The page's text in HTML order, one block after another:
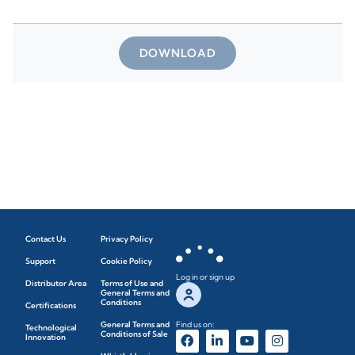
DOWNLOAD
Contact Us
Support
Distributor Area
Certifications
Technological
Innovation
Privacy Policy
Cookie Policy
Terms of Use and
General Terms and
Conditions
General Terms and
Conditions of Sale
Log in or sign up
Find us on: